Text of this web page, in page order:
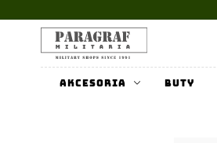
Akcesoria Buty